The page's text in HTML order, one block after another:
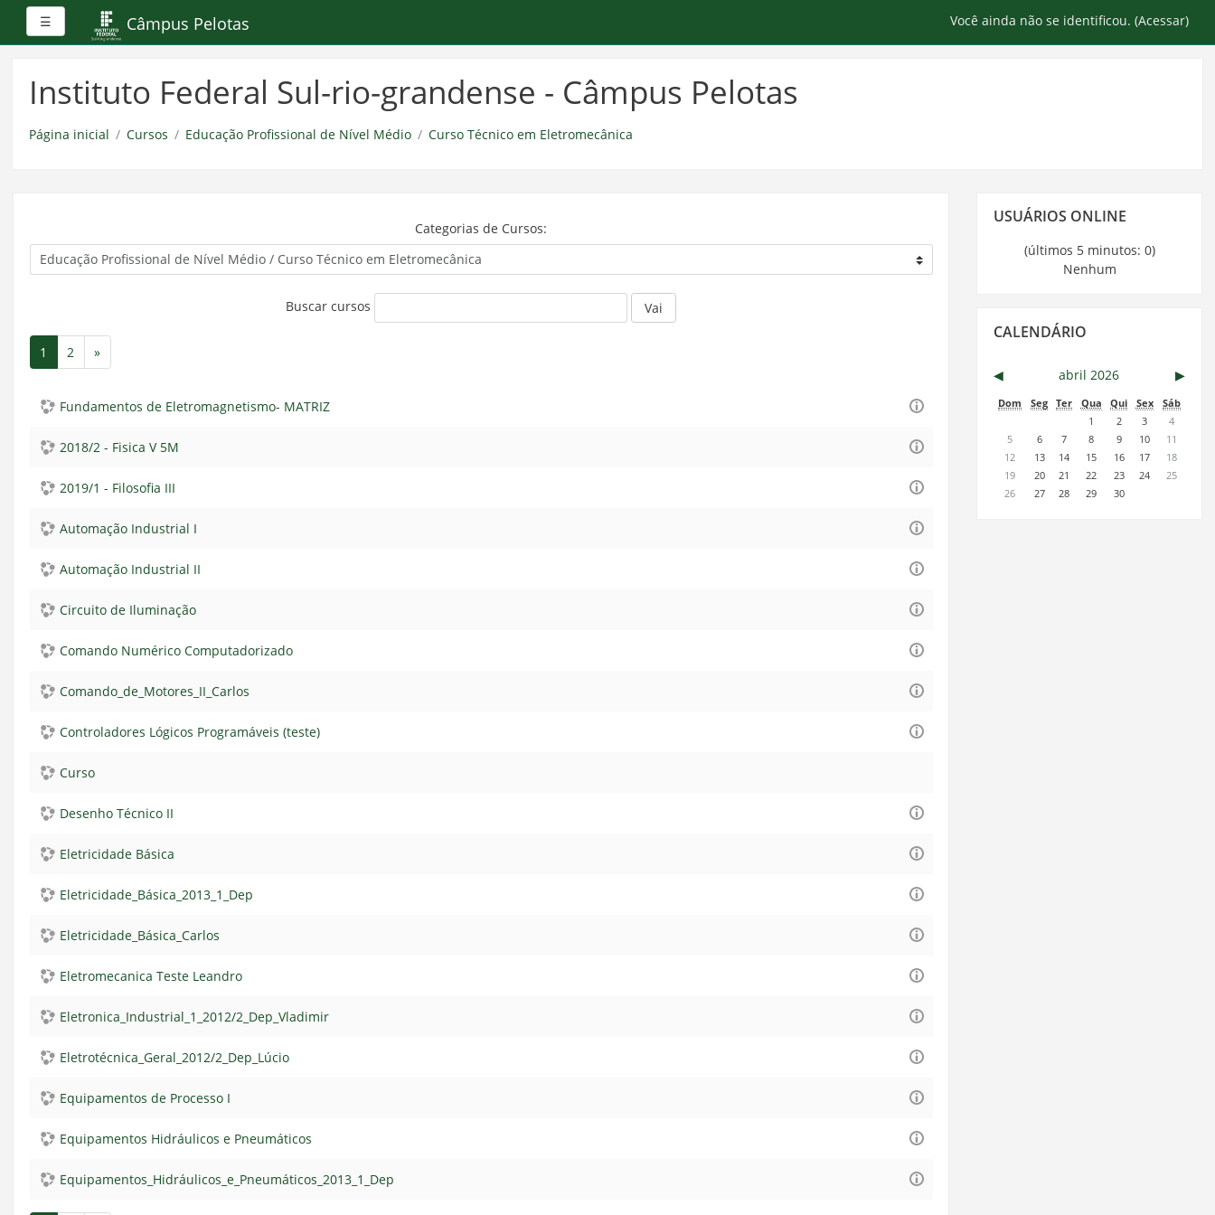
principal
☰ Painel lateralCâmpus Pelotas Você ainda não se identificou. (Acessar)
Instituto Federal Sul-rio-grandense - Câmpus Pelotas
Página inicial Cursos Educação Profissional de Nível Médio Curso Técnico em Eletromecânica
Categorias de Cursos:
Buscar cursos Vai
1
(atual)
2
»
Próximo
Fundamentos de Eletromagnetismo- MATRIZ
2018/2 - Fisica V 5M
2019/1 - Filosofia III
Automação Industrial I
Automação Industrial II
Circuito de Iluminação
Comando Numérico Computadorizado
Comando_de_Motores_II_Carlos
Controladores Lógicos Programáveis (teste)
Curso
Desenho Técnico II
Eletricidade Básica
Eletricidade_Básica_2013_1_Dep
Eletricidade_Básica_Carlos
Eletromecanica Teste Leandro
Eletronica_Industrial_1_2012/2_Dep_Vladimir
Eletrotécnica_Geral_2012/2_Dep_Lúcio
Equipamentos de Processo I
Equipamentos Hidráulicos e Pneumáticos
Equipamentos_Hidráulicos_e_Pneumáticos_2013_1_Dep
Usuários
USUÁRIOS ONLINE
(últimos 5 minutos: 0)
Nenhum
Calendário
CALENDÁRIO
◀︎ abril 2026 ▶︎
Dom Seg Ter Qua Qui Sex
Sáb
1
2 3
4
5
6 7 8 9 10
11
12
13 14 15 16 17
18
19
20 21 22 23 24
25
26
27 28 29 30